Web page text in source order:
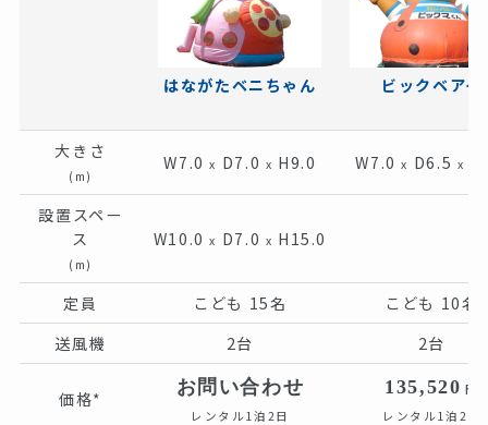
はながたベニちゃん ビックベアー
大きさ
(m)
W7.0x D7.0 x H9.0 W7.0x D6.5 x
設置スペー
ス
(m)
W10.0x D7.0 x H15.0
定員 こども 15名
こども 10名
送風機
2台 2台
価格*
お問い合わせ
レンタル1泊2日
135,520 円
レンタル1泊2日